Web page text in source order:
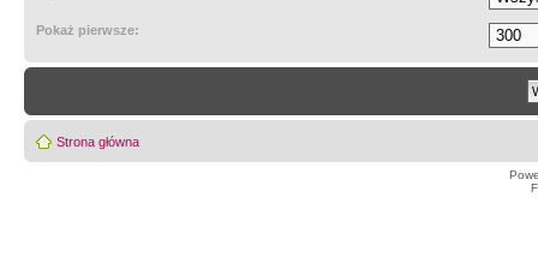
Pokaż pierwsze:
Strona główna